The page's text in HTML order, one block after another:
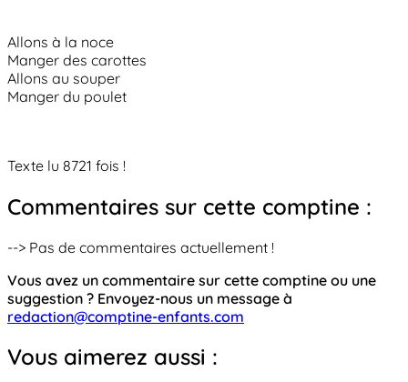
Allons à la noce
Manger des carottes
Allons au souper
Manger du poulet
Texte lu 8721 fois !
Commentaires sur cette comptine :
--> Pas de commentaires actuellement !
Vous avez un commentaire sur cette comptine ou une
suggestion ? Envoyez-nous un message à
redaction@comptine-enfants.com
Vous aimerez aussi :